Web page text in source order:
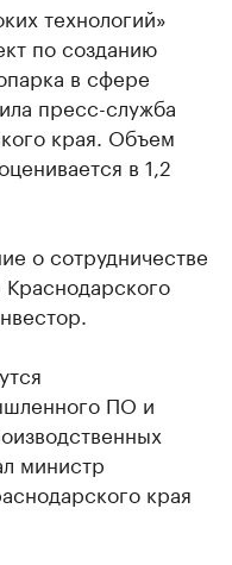
технологий»
по созданию
в сфере
пресс-служба
края. Объем
в 1,2
о сотрудничестве
ПО и
министр
края